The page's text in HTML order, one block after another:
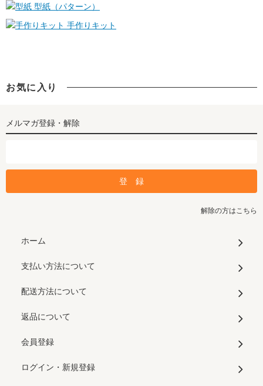
型紙（パターン）
手作りキット
お気に入り
メルマガ登録・解除
解除の方はこちら
ホーム
支払い方法について
配送方法について
返品について
会員登録
ログイン・新規登録